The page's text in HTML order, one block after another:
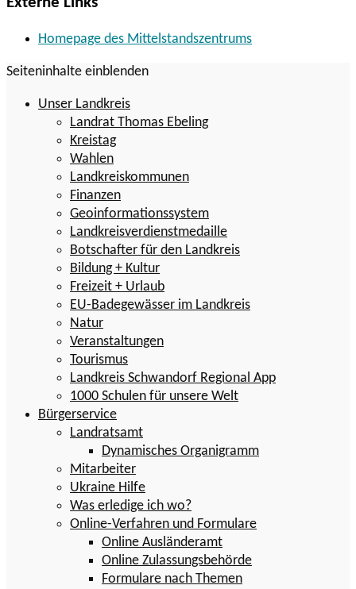
Homepage des Mittelstandszentrums
Seiteninhalte einblenden
Unser Landkreis
Landrat Thomas Ebeling
Kreistag
Wahlen
Landkreiskommunen
Finanzen
Geoinformationssystem
Landkreisverdienstmedaille
Botschafter für den Landkreis
Bildung + Kultur
Freizeit + Urlaub
EU-Badegewässer im Landkreis
Natur
Veranstaltungen
Tourismus
Landkreis Schwandorf Regional App
1000 Schulen für unsere Welt
Bürgerservice
Landratsamt
Dynamisches Organigramm
Mitarbeiter
Ukraine Hilfe
Was erledige ich wo?
Online-Verfahren und Formulare
Online Ausländeramt
Online Zulassungsbehörde
Formulare nach Themen